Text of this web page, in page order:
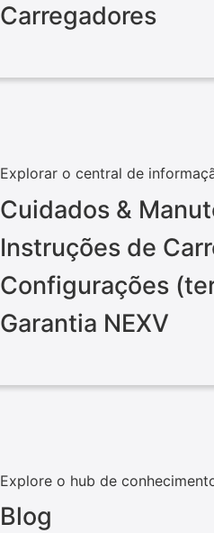
Carregadores
Explorar o central de
Cuidados &
Instruções de
Configurações
Garantia NEXV
Explore o hub de
Blog